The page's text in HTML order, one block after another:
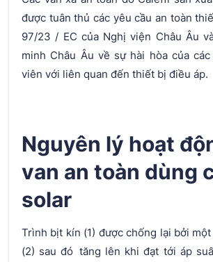
được tuân thủ các yêu cầu an toàn
97/23 / EC của Nghị viện Châu Âu
minh Châu Âu về sự hài hòa của
viên với liên quan đến thiết bị điều áp.
Nguyên lý hoạt
van an toàn dùng
solar
Trình bịt kín (1) được chống lại bởi
(2) sau đó tăng lên khi đạt tới áp